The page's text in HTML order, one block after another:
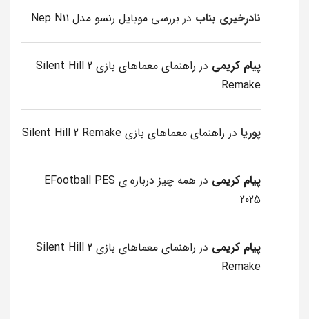
نادرخیری بناب در بررسی موبایل رنسو مدل Nep N11
پیام کریمی در
راهنمای معماهای بازی Silent Hill 2
Remake
پوریا در راهنمای معماهای بازی Silent Hill 2 Remake
پیام کریمی در
همه چیز درباره ی EFootball PES
2025
پیام کریمی در
راهنمای معماهای بازی Silent Hill 2
Remake